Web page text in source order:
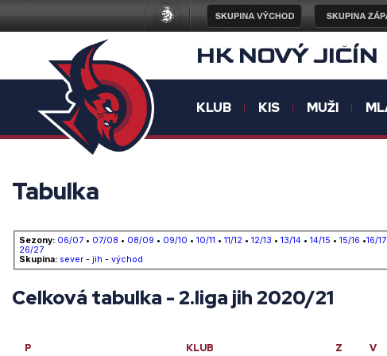
HK NOVÝ JIČÍN
KLUB KIS MUŽI
Tabulka
Sezony: 06/07 • 07/08 • 08/09 • 09/10 • 10/11 • 11/12 • 12/13 • 13/14 • 14/15 • 15/16 •16/17
26/27
Skupina: sever - jih - východ
Celková tabulka - 2.liga jih 2020/21
P KLUB Z V